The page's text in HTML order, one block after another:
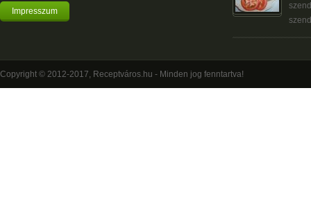
Impresszum
Copyright © 2012-2017, Receptváros.hu - Minden jog fenntartva!